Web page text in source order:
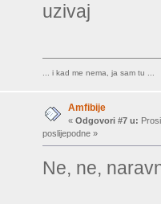
uzivaj
... i kad me nema, ja sam tu ...
Amfibije
« Odgovori #7 u:
poslijepodne »
Ne, ne,